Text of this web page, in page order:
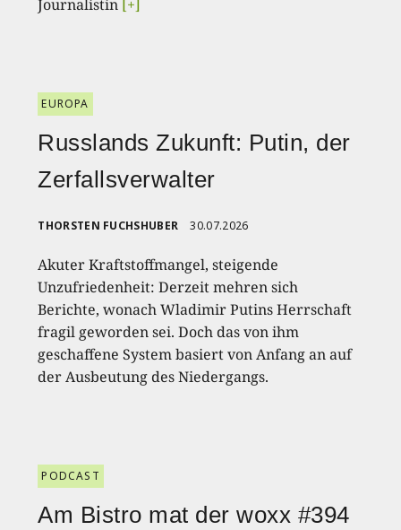
Journalistin [+]
EUROPA
Russlands Zukunft: Putin, der
Zerfallsverwalter
THORSTEN FUCHSHUBER 30.07.2026
Akuter Kraftstoffmangel, steigende
Unzufriedenheit: Derzeit mehren sich
Berichte, wonach Wladimir Putins Herrschaft
fragil geworden sei. Doch das von ihm
geschaffene System basiert von Anfang an auf
der Ausbeutung des Niedergangs.
PODCAST
Am Bistro mat der woxx #394